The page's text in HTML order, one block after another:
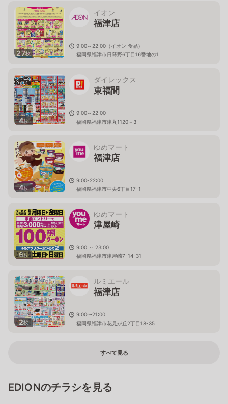
27枚
イオン
福津店
9:00～22:00（イオン 食品）
福岡県福津市日蒔野6丁目16番地の1
4枚
ダイレックス
東福間
9:00～22:00
福岡県福津市津丸1120－3
4枚
ゆめマート
福津店
9:00-22:00
福岡県福津市中央6丁目17-1
6枚
ゆめマート
津屋崎
9:00 ～ 23:00
福岡県福津市津屋崎7-14-31
2枚
ルミエール
福津店
9:00〜21:00
福岡県福津市花見が丘2丁目18-35
すべて見る
EDIONのチラシを見る